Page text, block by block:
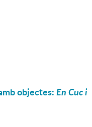
objectes:En Cuc i